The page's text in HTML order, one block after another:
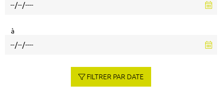
à
FILTRER PAR DATE